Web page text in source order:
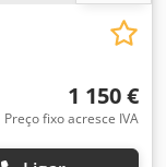
1 150 €
Preço fixo acresce IVA